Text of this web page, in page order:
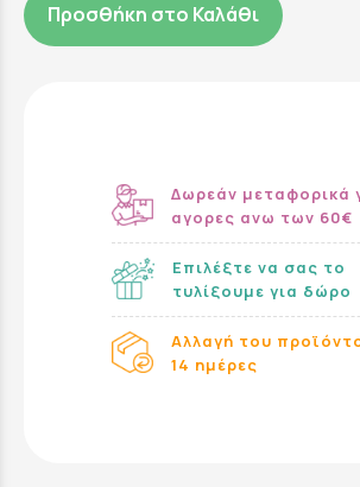
Προσθήκη στο Καλάθι
Δωρεάν μεταφορικά
αγορες ανω των 60€
Επιλέξτε να σας το
τυλίξουμε για δώρο
Αλλαγή του
14 ημέρες